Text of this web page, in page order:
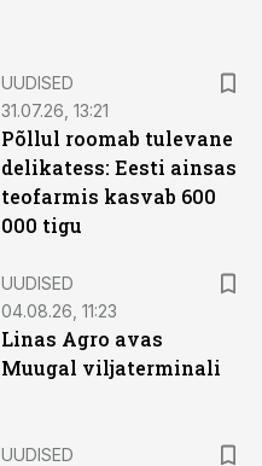
UUDISED
31.07.26, 13:21
Põllul roomab tulevane
delikatess: Eesti ainsas
teofarmis kasvab 600
000 tigu
UUDISED
04.08.26, 11:23
Linas Agro avas
Muugal viljaterminali
UUDISED